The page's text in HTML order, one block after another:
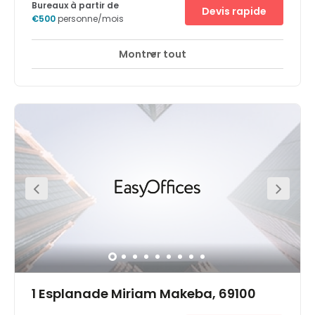
Accès 24 heures sur 24 Salles de réunion
Finis les embouteillages, terminés les problèmes de
parking installez-vous sans investissement dans un
moderne et conviviale.
Bureaux à partir de
€500personne/mois
Devis rapide
Montrer tout
1 Esplanade Miriam Makeba, 69100